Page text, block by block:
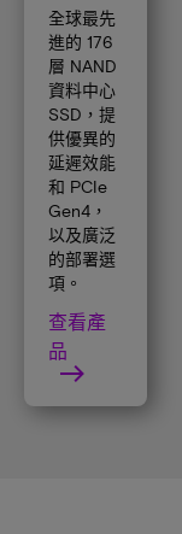
全球最先
進的 176
層 NAND
資料中心
SSD，提
供優異的
延遲效能
和 PCIe
Gen4，
以及廣泛
的部署選
項。
查看產
品